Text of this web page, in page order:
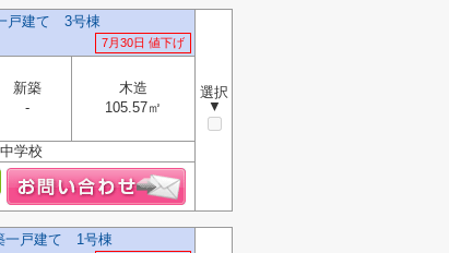
戸建て 3号棟
7月30日 値下げ
選択
▼
新築
-
木造
105.57㎡
学校
一戸建て 1号棟